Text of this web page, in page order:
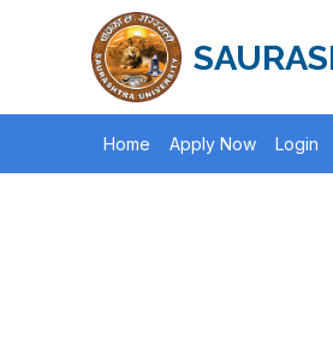
Home Apply Now Login